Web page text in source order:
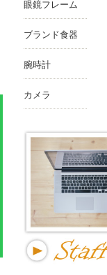
眼鏡フレーム
ブランド食器
腕時計
カメラ